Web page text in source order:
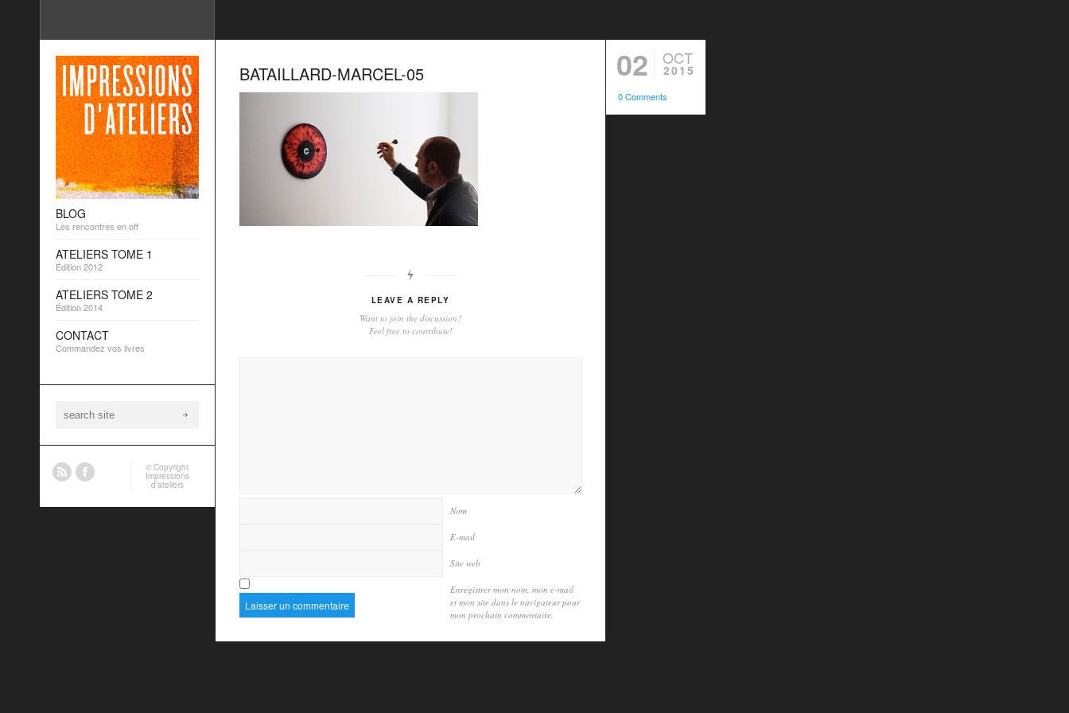
BATAILLARD-MARCEL-05 02 OCT
2015
0 Comments
LEAVE A REPLY
Want to join the discussion?
Feel free to contribute!
Nom
E-mail
Site web
Enregistrer mon nom, mon e-mail
et mon site dans le navigateur pour
mon prochain commentaire.
BLOG
Les rencontres en off
ATELIERS TOME 1
Édition 2012
ATELIERS TOME 2
Édition 2014
CONTACT
Commandez vos livres
© Copyright
Impressions
d’ateliers